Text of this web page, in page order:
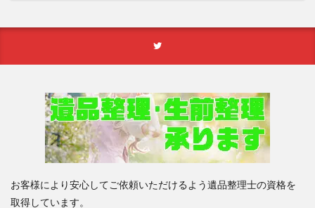
お客様により安心してご依頼いただけるよう遺品整理士の資格を
取得しています。